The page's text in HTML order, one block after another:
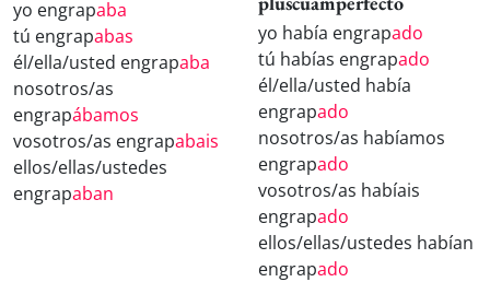
yo engrapaba
tú engrapabas
él/ella/usted engrapaba
nosotros/as
engrapábamos
vosotros/as engrapabais
ellos/ellas/ustedes
engrapaban
yo había engrapado
tú habías engrapado
él/ella/usted había
engrapado
nosotros/as habíamos
engrapado
vosotros/as habíais
engrapado
ellos/ellas/ustedes habían
engrapado